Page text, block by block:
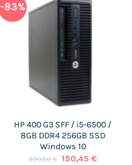
-83%
HP 400 G3 SFF / i5-6500 /
8GB DDR4 256GB SSD
Windows 10
890,00€ O
150,45 €O